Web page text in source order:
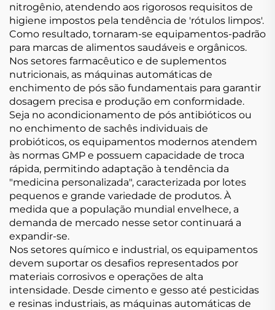
nitrogênio, atendendo aos rigorosos requisitos de
higiene impostos pela tendência de 'rótulos limpos'.
Como resultado, tornaram-se equipamentos-padrão
para marcas de alimentos saudáveis e orgânicos.
Nos setores farmacêutico e de suplementos
nutricionais, as máquinas automáticas de
enchimento de pós são fundamentais para garantir
dosagem precisa e produção em conformidade.
Seja no acondicionamento de pós antibióticos ou
no enchimento de sachês individuais de
probióticos, os equipamentos modernos atendem
às normas GMP e possuem capacidade de troca
rápida, permitindo adaptação à tendência da
"medicina personalizada", caracterizada por lotes
pequenos e grande variedade de produtos. À
medida que a população mundial envelhece, a
demanda de mercado nesse setor continuará a
expandir-se.
Nos setores químico e industrial, os equipamentos
devem suportar os desafios representados por
materiais corrosivos e operações de alta
intensidade. Desde cimento e gesso até pesticidas
e resinas industriais, as máquinas automáticas de